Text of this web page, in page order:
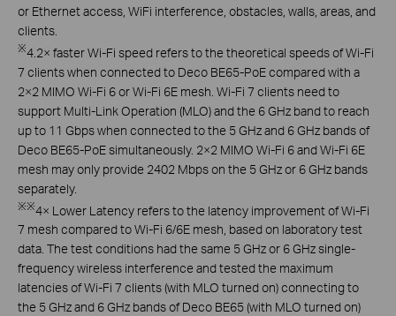
or Ethernet access, WiFi interference, obstacles, walls, areas, and
clients.
※4.2× faster Wi-Fi speed refers to the theoretical speeds of Wi-Fi
7 clients when connected to Deco BE65-PoE compared with a
2×2 MIMO Wi-Fi 6 or Wi-Fi 6E mesh. Wi-Fi 7 clients need to
support Multi-Link Operation (MLO) and the 6 GHz band to reach
up to 11 Gbps when connected to the 5 GHz and 6 GHz bands of
Deco BE65-PoE simultaneously. 2×2 MIMO Wi-Fi 6 and Wi-Fi 6E
mesh may only provide 2402 Mbps on the 5 GHz or 6 GHz bands
separately.
※※4× Lower Latency refers to the latency improvement of Wi-Fi
7 mesh compared to Wi-Fi 6/6E mesh, based on laboratory test
data. The test conditions had the same 5 GHz or 6 GHz single-
frequency wireless interference and tested the maximum
latencies of Wi-Fi 7 clients (with MLO turned on) connecting to
the 5 GHz and 6 GHz bands of Deco BE65 (with MLO turned on)